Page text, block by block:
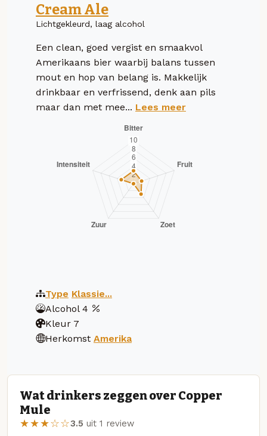
Cream Ale
Lichtgekleurd, laag alcohol
Een clean, goed vergist en smaakvol
Amerikaans bier waarbij balans tussen
mout en hop van belang is. Makkelijk
drinkbaar en verfrissend, denk aan pils
maar dan met mee... Lees meer
Type Klassie...
Alcohol 4
Kleur 7
Herkomst Amerika
Wat drinkers zeggen over Copper
Mule
★★★☆☆3.5 uit 1 review